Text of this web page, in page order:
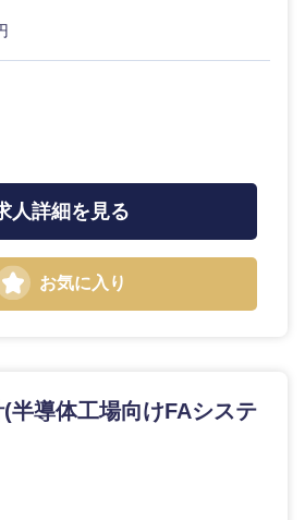
人詳細を見る
お気に入り
半導体工場向けFAシステ